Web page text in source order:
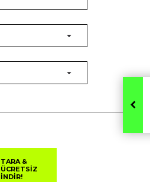
TARA &
ÜCRETSİZ
İNDİR!